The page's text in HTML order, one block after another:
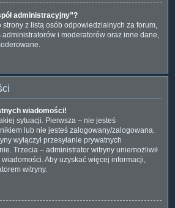
administracyjny”?
z listą osób odpowiedzialnych za forum,
i moderatorów oraz inne dane,
wiadomości!
sytuacji. Pierwsza – nie jesteś
lub nie jesteś zalogowany/zalogowana.
wyłączył przesyłanie prywatnych
Trzecia – administrator witryny uniemożliwił
Aby uzyskać więcej informacji,
witryny.